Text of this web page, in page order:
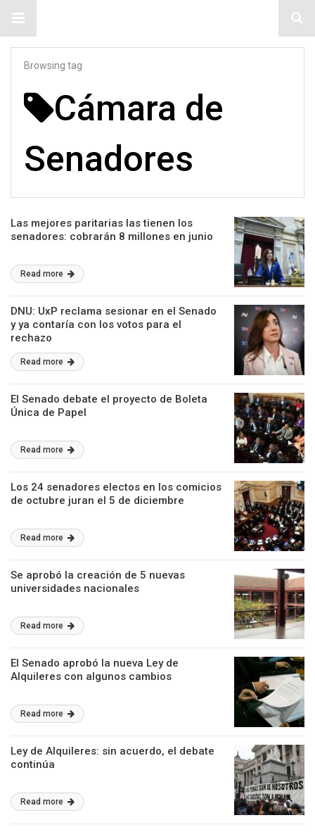
Browsing tag
Cámara de
Senadores
Las mejores paritarias las tienen los
senadores: cobrarán 8 millones en junio
Read more
DNU: UxP reclama sesionar en el Senado
y ya contaría con los votos para el
rechazo
Read more
El Senado debate el proyecto de Boleta
Única de Papel
Read more
Los 24 senadores electos en los comicios
de octubre juran el 5 de diciembre
Read more
Se aprobó la creación de 5 nuevas
universidades nacionales
Read more
El Senado aprobó la nueva Ley de
Alquileres con algunos cambios
Read more
Ley de Alquileres: sin acuerdo, el debate
continúa
Read more